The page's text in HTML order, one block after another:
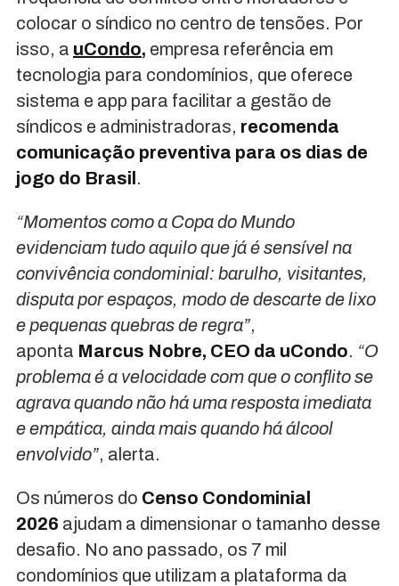
colocar o síndico no centro de tensões. Por
isso, a uCondo, empresa referência em
tecnologia para condomínios, que oferece
sistema e app para facilitar a gestão de
síndicos e administradoras, recomenda
comunicação preventiva para os dias de
jogo do Brasil.
“Momentos como a Copa do Mundo
evidenciam tudo aquilo que já é sensível na
convivência condominial: barulho, visitantes,
disputa por espaços, modo de descarte de lixo
e pequenas quebras de regra”,
aponta Marcus Nobre, CEO da uCondo. “O
problema é a velocidade com que o conflito se
agrava quando não há uma resposta imediata
e empática, ainda mais quando há álcool
envolvido”, alerta.
Os números do Censo Condominial
2026 ajudam a dimensionar o tamanho desse
desafio. No ano passado, os 7 mil
condomínios que utilizam a plataforma da